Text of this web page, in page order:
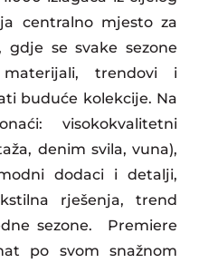
centralno mjesto za
gdje se svake sezone
trendovi i
buduće kolekcije. Na
visokokvalitetni
denim svila, vuna),
dodaci i detalji,
rješenja, trend
sezone. Premiere
po svom snažnom